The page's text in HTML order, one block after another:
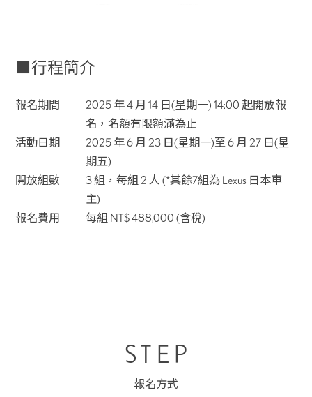
■行程簡介
報名期間
2025 年 4 月 14 日(星期一) 14:00 起開放報
名，名額有限額滿為止
活動日期
2025 年 6 月 23 日(星期一)至 6 月 27 日(星
期五)
開放組數
3 組，每組 2 人 (*其餘7組為 Lexus 日本車
主)
報名費用
每組 NT$ 488,000 (含稅)
STEP
報名方式